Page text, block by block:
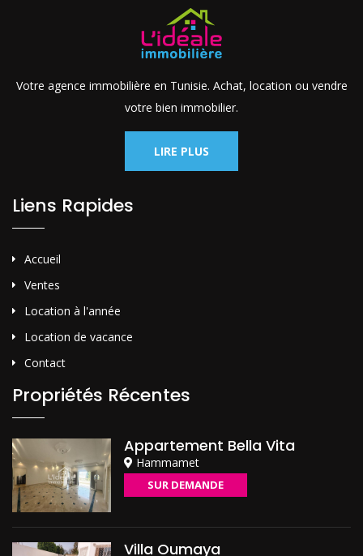
Votre agence immobilière en Tunisie. Achat, location ou vendre
votre bien immobilier.
LIRE PLUS
Liens Rapides
Accueil
Ventes
Location à l'année
Location de vacance
Contact
Propriétés Récentes
Appartement Bella Vita
Hammamet
SUR DEMANDE
Villa Oumaya